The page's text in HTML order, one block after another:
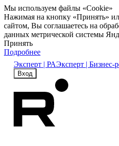
Мы используем файлы «Cookie»
Нажимая на кнопку «Принять»
сайтом, Вы соглашаетесь на
данных метрической системы
Принять
Подробнее
Эксперт | РАЭксперт | Бизнес-
Вход